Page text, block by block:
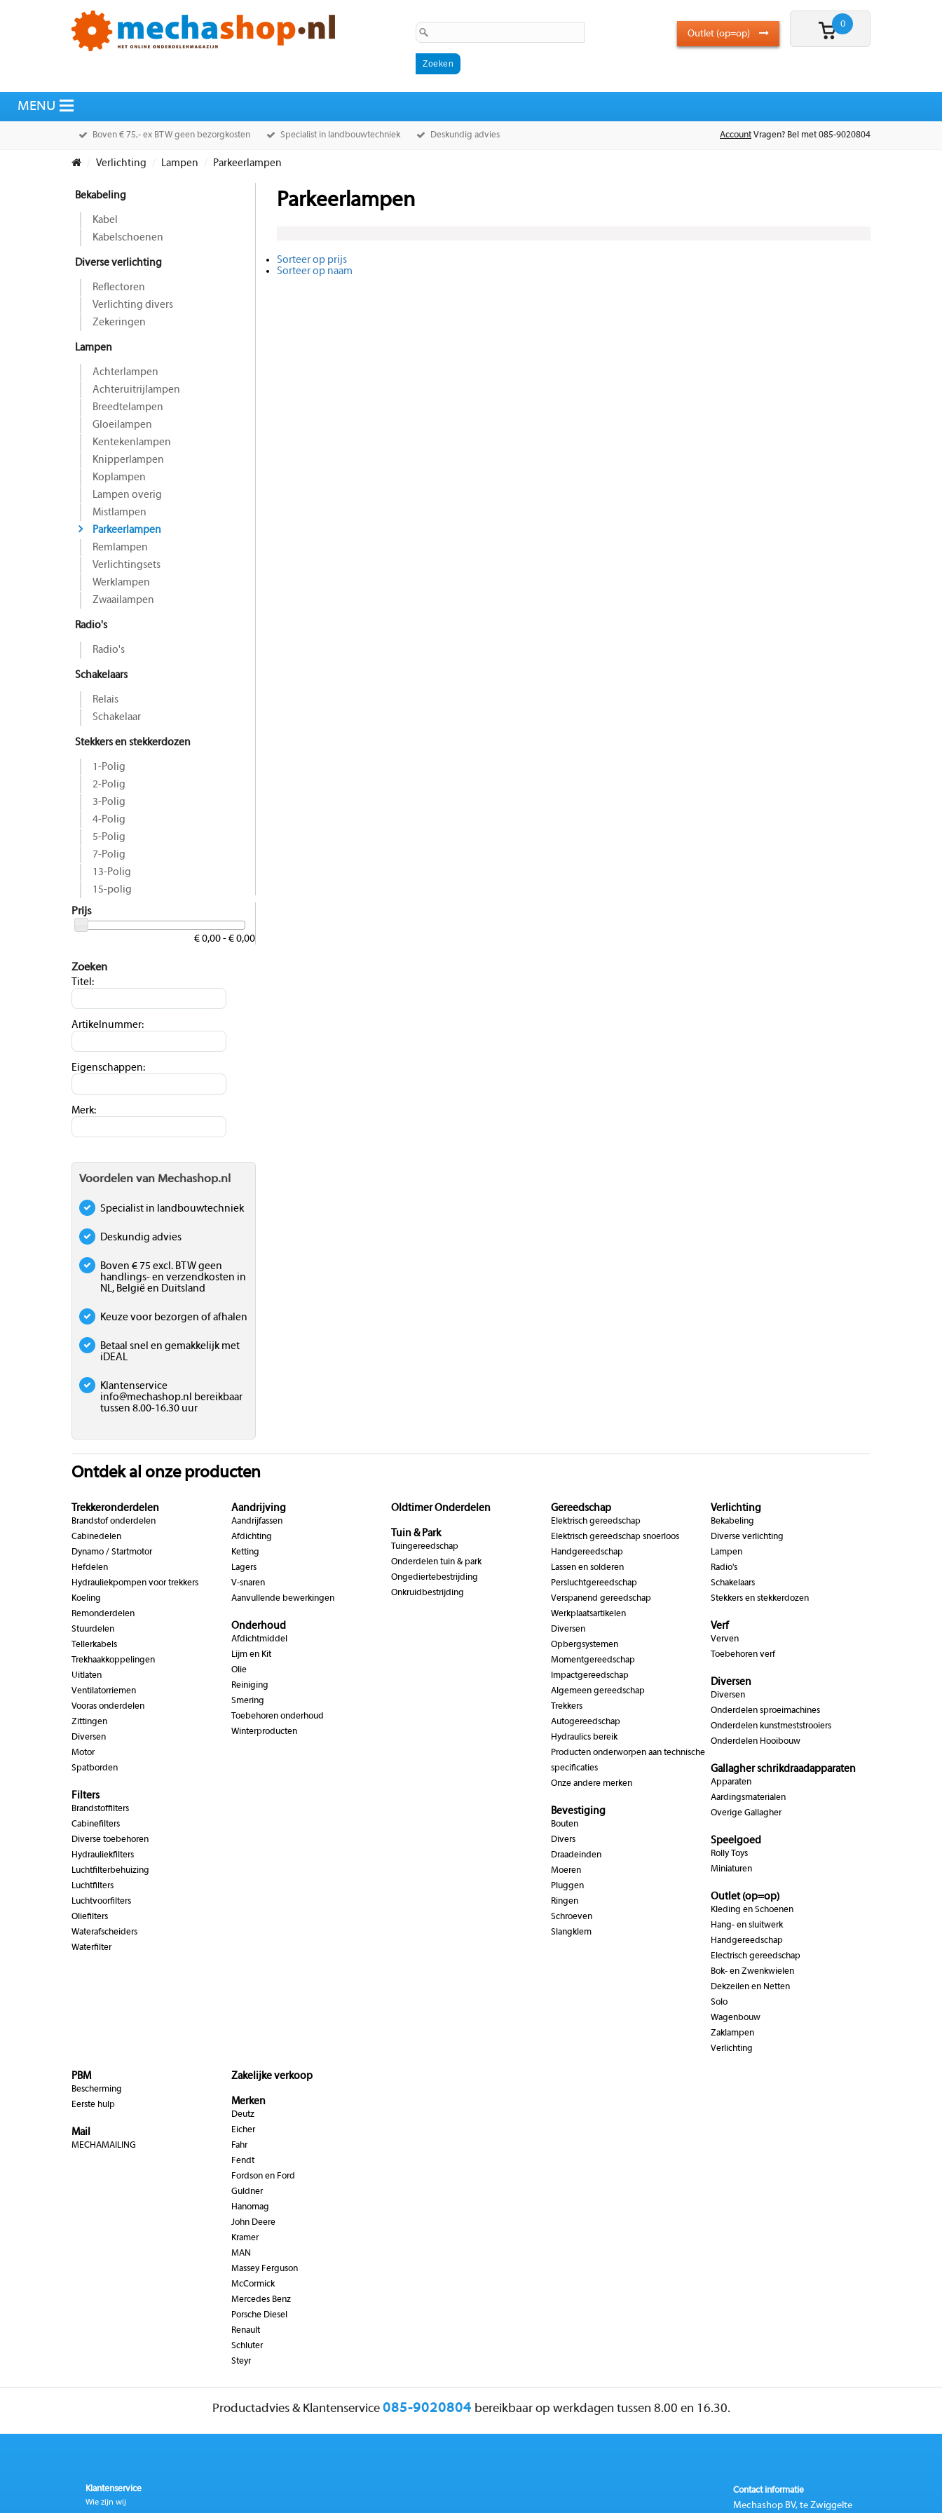
0
Outlet (op=op)
Boven € 75,- ex BTW geen bezorgkosten Specialist in landbouwtechniek Deskundig advies Account Vragen? Bel met 085-9020804
Verlichting Lampen Parkeerlampen
Bekabeling
Kabel
Kabelschoenen
Diverse verlichting
Reflectoren
Verlichting divers
Zekeringen
Lampen
Achterlampen
Achteruitrijlampen
Breedtelampen
Gloeilampen
Kentekenlampen
Knipperlampen
Koplampen
Lampen overig
Mistlampen
Parkeerlampen
Remlampen
Verlichtingsets
Werklampen
Zwaailampen
Radio's
Radio's
Schakelaars
Relais
Schakelaar
Stekkers en stekkerdozen
1-Polig
2-Polig
3-Polig
4-Polig
5-Polig
7-Polig
13-Polig
15-polig
Prijs
€ 0,00 - € 0,00
Zoeken
Titel:
Artikelnummer:
Eigenschappen:
Merk:
Voordelen van Mechashop.nl
Specialist in landbouwtechniek
Deskundig advies
Boven € 75 excl. BTW geen
handlings- en verzendkosten in
NL, België en Duitsland
Keuze voor bezorgen of afhalen
Betaal snel en gemakkelijk met
iDEAL
Klantenservice
info@mechashop.nl
bereikbaar
tussen 8.00-16.30 uur
Parkeerlampen
Sorteer op prijs
Sorteer op naam
Ontdek al onze producten
Trekkeronderdelen
Brandstof onderdelen
Cabinedelen
Dynamo / Startmotor
Hefdelen
Hydrauliekpompen voor trekkers
Koeling
Remonderdelen
Stuurdelen
Tellerkabels
Trekhaakkoppelingen
Uitlaten
Ventilatorriemen
Vooras onderdelen
Zittingen
Diversen
Motor
Spatborden
Filters
Brandstoffilters
Cabinefilters
Diverse toebehoren
Hydrauliekfilters
Luchtfilterbehuizing
Luchtfilters
Luchtvoorfilters
Oliefilters
Waterafscheiders
Waterfilter
Aandrijving
Aandrijfassen
Afdichting
Ketting
Lagers
V-snaren
Aanvullende bewerkingen
Onderhoud
Afdichtmiddel
Lijm en Kit
Olie
Reiniging
Smering
Toebehoren onderhoud
Winterproducten
Oldtimer Onderdelen
Tuin & Park
Tuingereedschap
Onderdelen tuin & park
Ongediertebestrijding
Onkruidbestrijding
Gereedschap
Elektrisch gereedschap
Elektrisch gereedschap snoerloos
Handgereedschap
Lassen en solderen
Persluchtgereedschap
Verspanend gereedschap
Werkplaatsartikelen
Diversen
Opbergsystemen
Momentgereedschap
Impactgereedschap
Algemeen gereedschap
Trekkers
Autogereedschap
Hydraulics bereik
Producten onderworpen aan technische
specificaties
Onze andere merken
Bevestiging
Bouten
Divers
Draadeinden
Moeren
Pluggen
Ringen
Schroeven
Slangklem
Verlichting
Bekabeling
Diverse verlichting
Lampen
Radio's
Schakelaars
Stekkers en stekkerdozen
Verf
Verven
Toebehoren verf
Diversen
Diversen
Onderdelen sproeimachines
Onderdelen kunstmeststrooiers
Onderdelen Hooibouw
Gallagher schrikdraadapparaten
Apparaten
Aardingsmaterialen
Overige Gallagher
Speelgoed
Rolly Toys
Miniaturen
Outlet (op=op)
Kleding en Schoenen
Hang- en sluitwerk
Handgereedschap
Electrisch gereedschap
Bok- en Zwenkwielen
Dekzeilen en Netten
Solo
Wagenbouw
Zaklampen
Verlichting
PBM
Bescherming
Eerste hulp
Mail
MECHAMAILING
Zakelijke verkoop
Merken
Deutz
Eicher
Fahr
Fendt
Fordson en Ford
Guldner
Hanomag
John Deere
Kramer
MAN
Massey Ferguson
McCormick
Mercedes Benz
Porsche Diesel
Renault
Schluter
Steyr
Productadvies & Klantenservice 085-9020804 bereikbaar op werkdagen tussen 8.00 en 16.30.
Klantenservice
Wie zijn wij
Contact informatie
Mechashop BV, te Zwiggelte